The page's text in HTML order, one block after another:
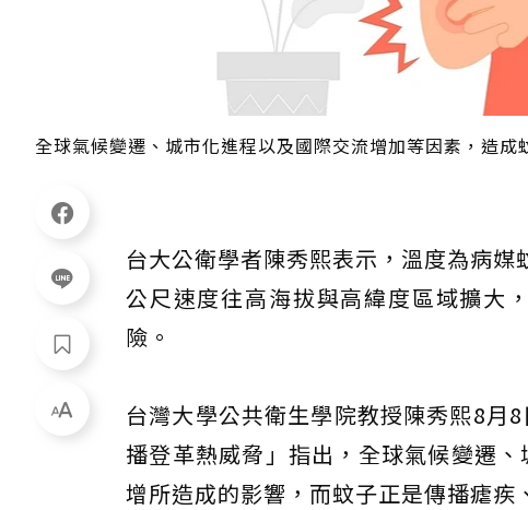
全球氣候變遷、城市化進程以及國際交流增加等因素，造
台大公衛學者陳秀熙表示，溫度為病媒
公尺速度往高海拔與高緯度區域擴大
險。
台灣大學公共衛生學院教授陳秀熙8月
播登革熱威脅」指出，全球氣候變遷
增所造成的影響，而蚊子正是傳播瘧疾